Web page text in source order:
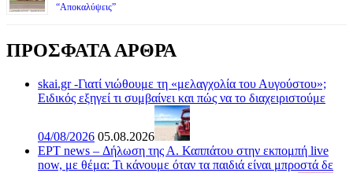
“Αποκαλύψεις”
ΠΡΟΣΦΑΤΑ ΑΡΘΡΑ
skai.gr -Γιατί νιώθουμε τη «μελαγχολία του Αυγούστου»;
Ειδικός εξηγεί τι συμβαίνει και πώς να το διαχειριστούμε
04/08/2026 05.08.2026
ΕΡΤ news – Δήλωση της Α. Καππάτου στην εκπομπή live
now, με θέμα: Τι κάνουμε όταν τα παιδιά είναι μπροστά δε